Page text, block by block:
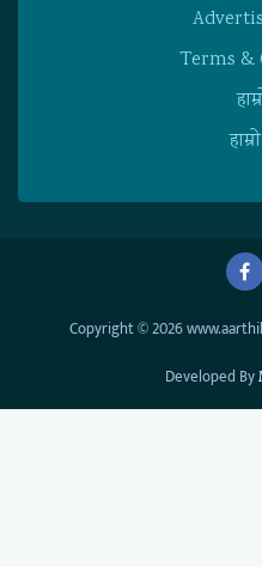
Terms &
Copyright © 2026
Developed By